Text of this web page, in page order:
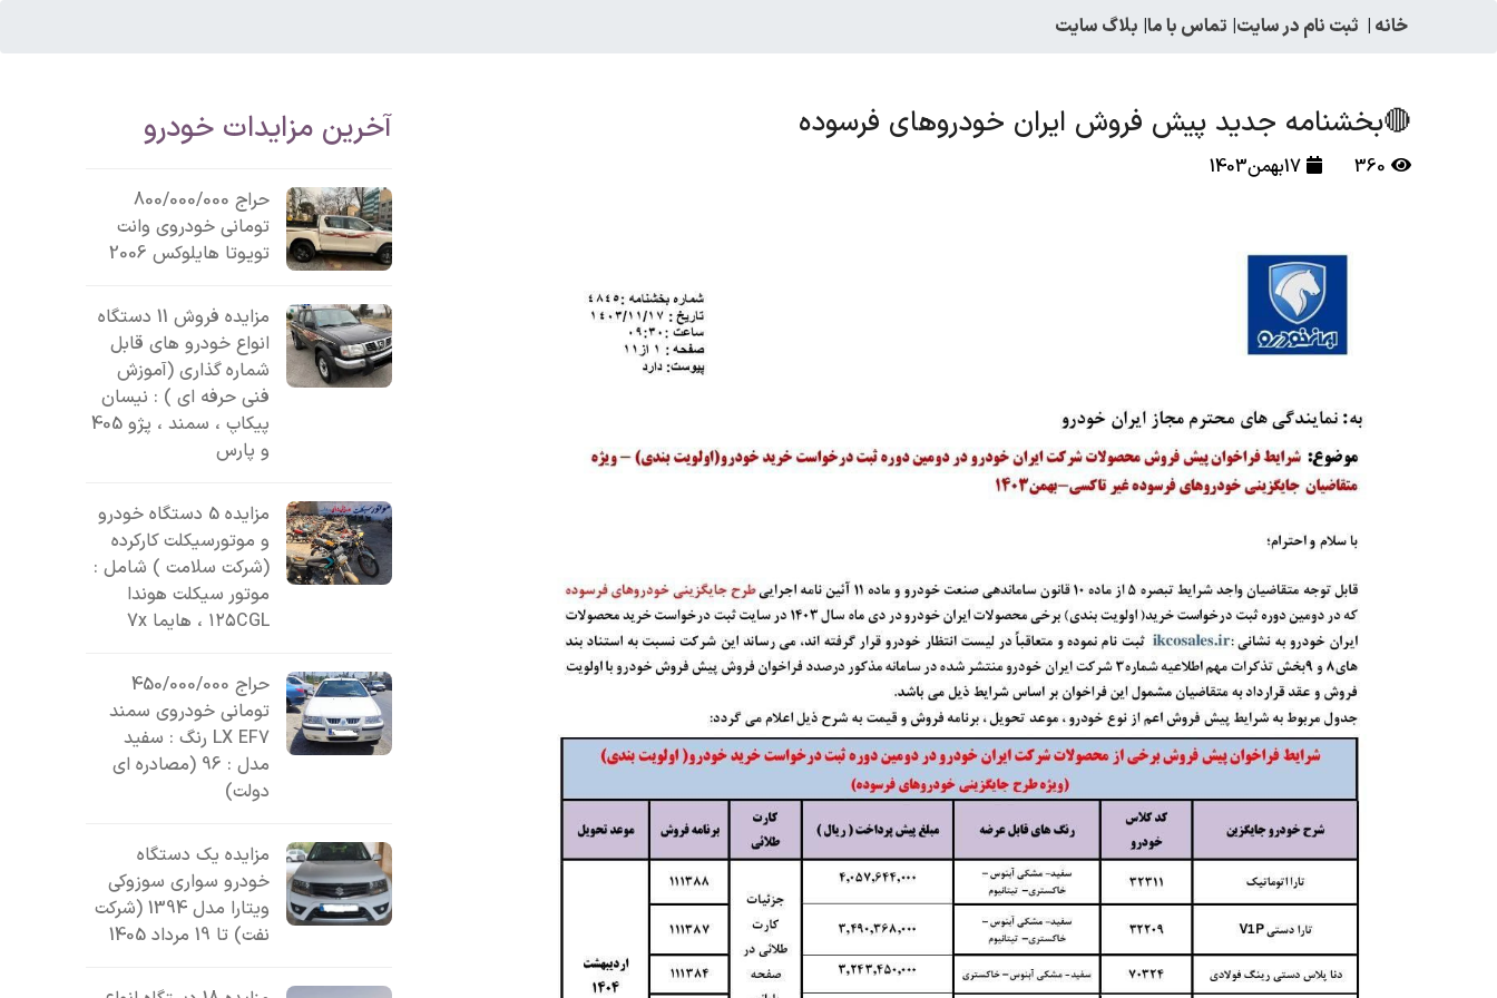
خانه | ثبت نام در سایت| تماس با ما| بلاگ سایت
🔴بخشنامه جدید پیش فروش ایران خودروهای فرسوده
360 17بهمن1403
آخرین مزایدات خودرو
حراج 800/000/000
تومانی خودروی وانت
تویوتا هایلوکس 2006
مزایده فروش 11 دستگاه
انواع خودرو های قابل
شماره گذاری (آموزش
فنی حرفه ای ) : نیسان
پیکاپ ، سمند ، پژو 405
و پارس
مزایده 5 دستگاه خودرو
و موتورسیکلت کارکرده
(شرکت سلامت ) شامل :
موتور سیکلت هوندا
۱۲۵CGL ، هایما 7x
حراج 450/000/000
تومانی خودروی سمند
LX EF7 رنگ : سفید
مدل : 96 (مصادره ای
دولت)
مزایده یک دستگاه
خودرو سواری سوزوکی
ویتارا مدل 1394 (شرکت
نفت) تا 19 مرداد 1405